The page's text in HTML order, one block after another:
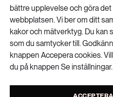
bättre upplevelse och göra
webbplatsen. Vi ber om ditt
kakor och mätverktyg. Du kan
som du samtycker till.
knappen Accepera cookies.
du på knappen Se inställningar.
antalet